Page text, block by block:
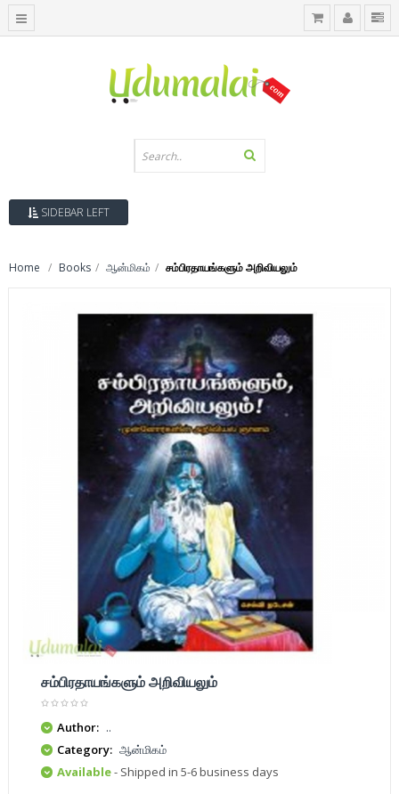
SIDEBAR LEFT
Home Books ஆன்மிகம் சம்பிரதாயங்களும் அறிவியலும்
சம்பிரதாயங்களும் அறிவியலும்
Author: ..
Category: ஆன்மிகம்
Available- Shipped in 5-6 business days